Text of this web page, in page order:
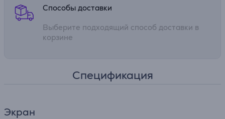
Способы доставки
Выберите подходящий способ доставки в
корзине
Спецификация
Экран